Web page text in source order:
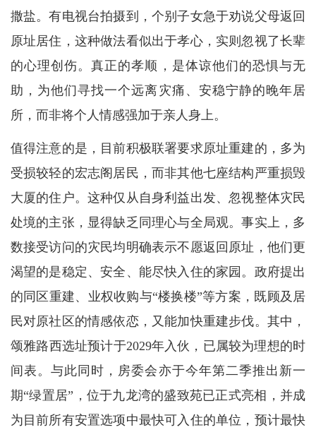
撒盐。有电视台拍摄到，个别子女急于劝说父母返回
原址居住，这种做法看似出于孝心，实则忽视了长辈
的心理创伤。真正的孝顺，是体谅他们的恐惧与无
助，为他们寻找一个远离灾痛、安稳宁静的晚年居
所，而非将个人情感强加于亲人身上。
值得注意的是，目前积极联署要求原址重建的，多为
受损较轻的宏志阁居民，而非其他七座结构严重损毁
大厦的住户。这种仅从自身利益出发、忽视整体灾民
处境的主张，显得缺乏同理心与全局观。事实上，多
数接受访问的灾民均明确表示不愿返回原址，他们更
渴望的是稳定、安全、能尽快入住的家园。政府提出
的同区重建、业权收购与“楼换楼”等方案，既顾及居
民对原社区的情感依恋，又能加快重建步伐。其中，
颂雅路西选址预计于2029年入伙，已属较为理想的时
间表。与此同时，房委会亦于今年第二季推出新一
期“绿置居”，位于九龙湾的盛致苑已正式亮相，并成
为目前所有安置选项中最快可入住的单位，预计最快